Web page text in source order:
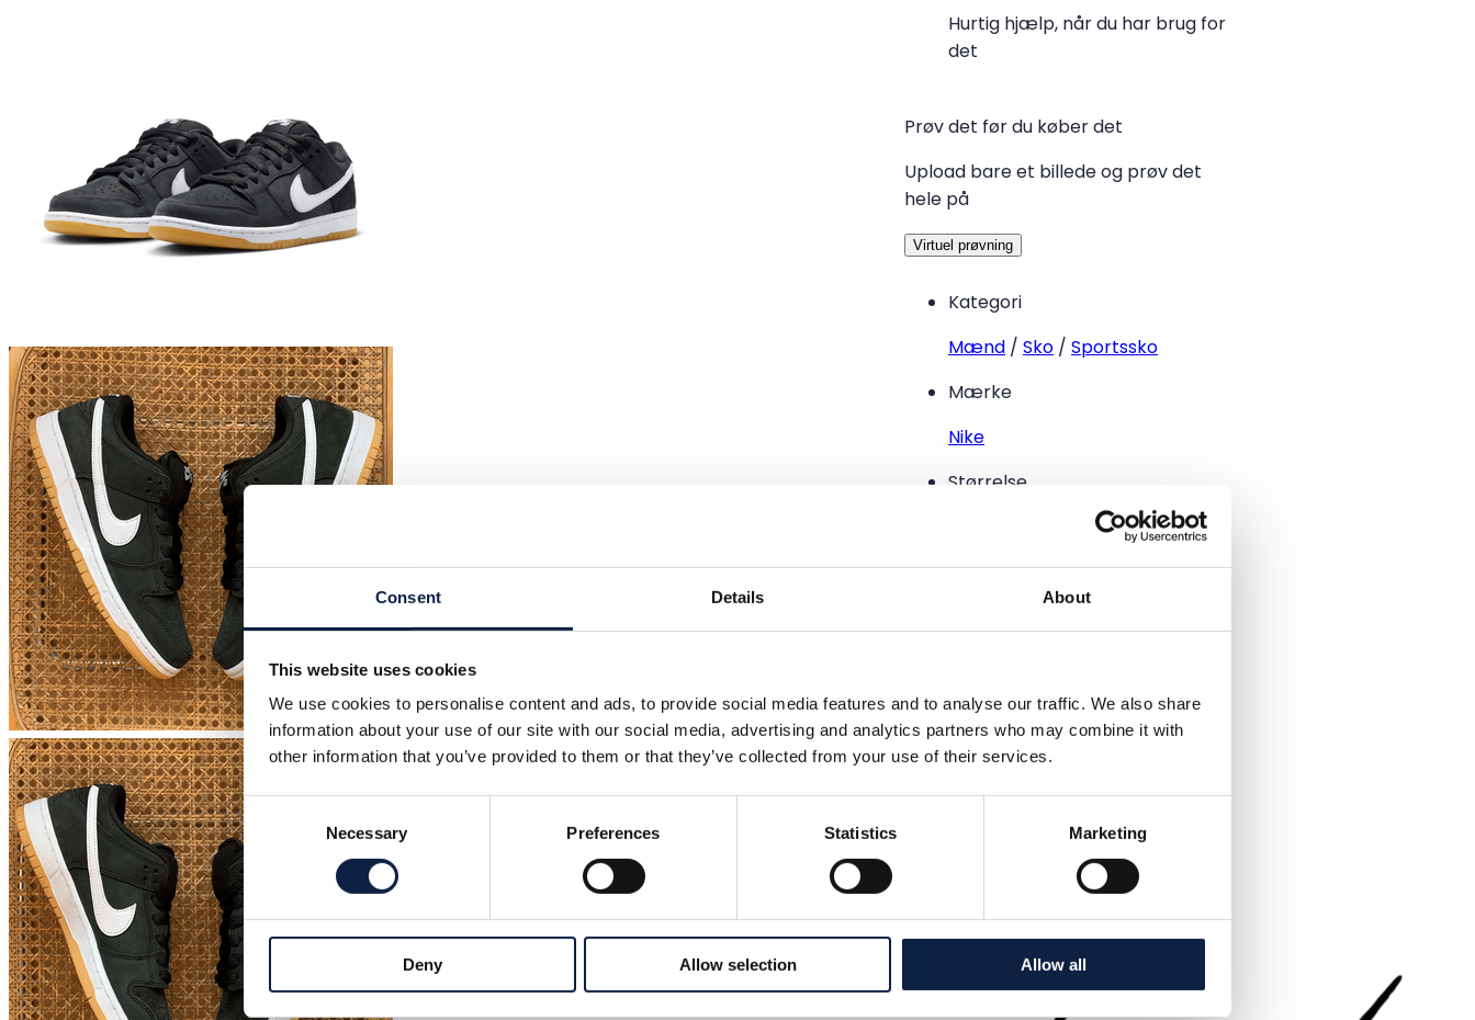
Consent Details About
This website uses cookies
We use cookies to personalise content and ads, to provide social media features and to analyse our traffic. We also share
information about your use of our site with our social media, advertising and analytics partners who may combine it with
other information that you’ve provided to them or that they’ve collected from your use of their services.
Consent
Selection
Necessary Preferences Statistics Marketing
Deny Allow selection Allow all
Hurtig hjælp, når du har brug for
det
Prøv det før du køber det
Upload bare et billede og prøv det
hele på
Virtuel prøvning
Kategori
Mænd / Sko / Sportssko
Mærke
Nike
Størrelse
Tilstand
Mørkegrøn
Tilføjet
14.7.2025